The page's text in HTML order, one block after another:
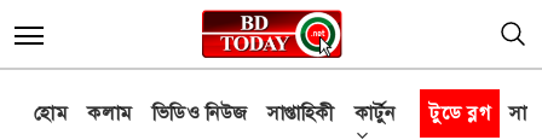
হোম কলাম ভিডিও নিউজ সাপ্তাহিকী কার্টুন টুডে ব্লগ